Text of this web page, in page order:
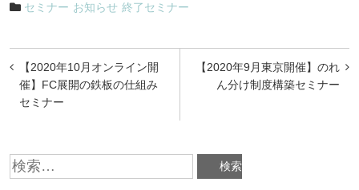
セミナー お知らせ 終了セミナー
投
稿
ナ
ゲ
【2020年9月東京開催】のれ
ん分け制度構築セミナー
【2020年10月オンライン開
催】FC展開の鉄板の仕組み
セミナー
検
索: